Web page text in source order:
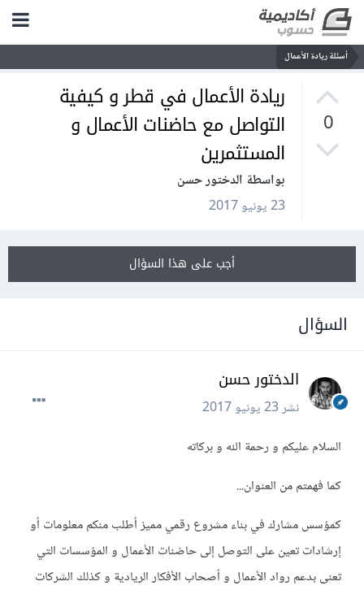
أسئلة ريادة الأعمال
0
ريادة الأعمال في قطر و كيفية
التواصل مع حاضنات الأعمال و
المستثمرين
بواسطة الدختور حسن
23 يونيو 2017
أجب على هذا السؤال
السؤال
الدختور حسن
نشر23 يونيو 2017
السلام عليكم و رحمة الله و بركاته
كما فهمتم من العنوان...
كمؤسس مشارك في بناء مشروع رقمي مميز أطلب منكم معلومات أو
إرشادات تعين على التوصل إلى حاضنات الأعمال و المؤسسات التي
تعنى بدعم رواد الأعمال و أصحاب الأفكار الريادية و كذلك الشركات